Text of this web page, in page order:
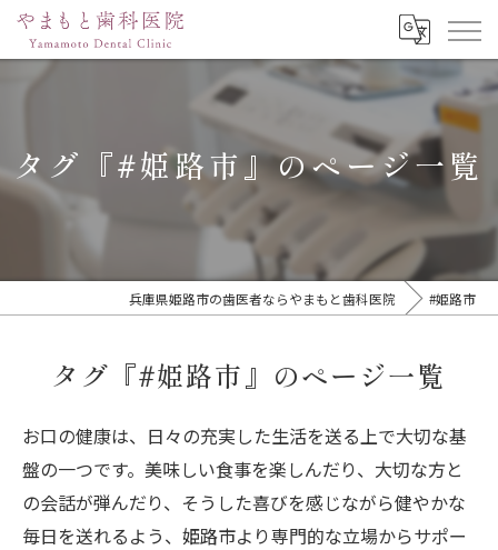
タグ『#姫路市』のページ一覧
兵庫県姫路市の歯医者ならやまもと歯科医院 #姫路市
タグ『#姫路市』のページ一覧
お口の健康は、日々の充実した生活を送る上で大切な基
盤の一つです。美味しい食事を楽しんだり、大切な方と
の会話が弾んだり、そうした喜びを感じながら健やかな
毎日を送れるよう、姫路市より専門的な立場からサポー